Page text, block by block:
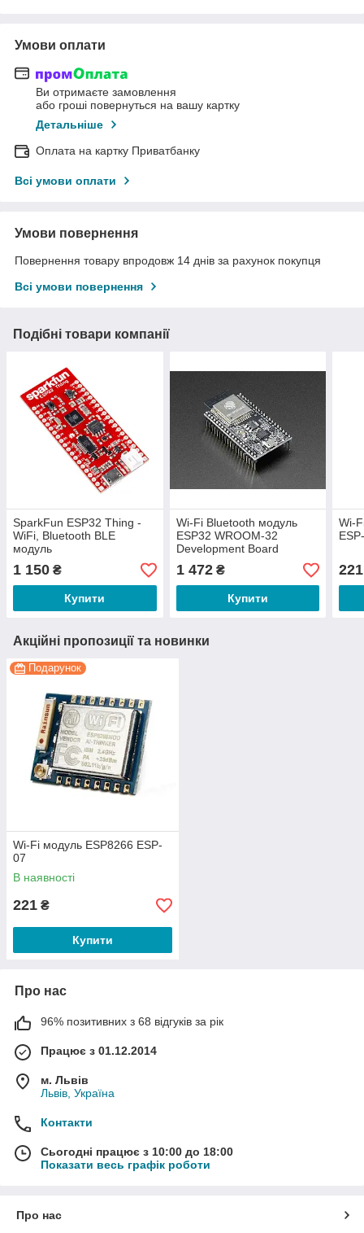
Умови оплати
Ви отримаєте замовлення
або гроші повернуться на вашу картку
Детальніше
Оплата на картку Приватбанку
Всі умови оплати
Умови повернення
Повернення товару впродовж 14 днів за рахунок покупця
Всі умови повернення
Подібні товари компанії
SparkFun ESP32 Thing -
WiFi, Bluetooth BLE
модуль
1 150 ₴
Купити
Wi-Fi Bluetooth модуль
ESP32 WROOM-32
Development Board
1 472₴
Купити
Wi-
221
Акційні пропозиції та новинки
Подарунок
Wi-Fi модуль ESP8266 ESP-
07
В наявності
221 ₴
Купити
Про нас
96% позитивних з 68 відгуків за рік
Працює з 01.12.2014
м. Львів
Львів, Україна
Контакти
Сьогодні працює з 10:00 до 18:00
Показати весь графік роботи
Про нас